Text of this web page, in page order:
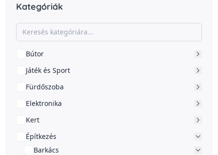
Kategóriák
Bútor
Játék és Sport
Fürdőszoba
Elektronika
Kert
Építkezés
Barkács